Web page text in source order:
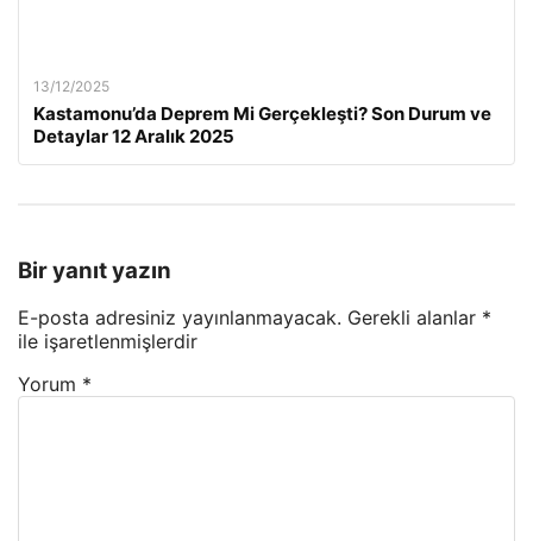
13/12/2025
Kastamonu’da Deprem Mi Gerçekleşti? Son Durum ve
Detaylar 12 Aralık 2025
Bir yanıt yazın
E-posta adresiniz yayınlanmayacak. Gerekli alanlar *
ile işaretlenmişlerdir
Yorum *